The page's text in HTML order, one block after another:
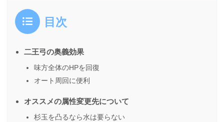
目次
二王弓の奥義効果
味方全体のHPを回復
オート周回に便利
オススメの属性変更先について
杉玉を凸るなら水は要らない